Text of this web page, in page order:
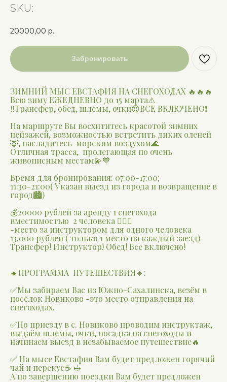
SKU:
20000,00 р.
Забронировать
ЗИМНИЙ МЫС ЕВСТАФИЯ НА СНЕГОХОДАХ 🔥🔥🔥
Всю зиму ЕЖЕДНЕВНО до 15 марта⚠️
‼️Трансфер, обед, шлемы, очки😍ВСЕ ВКЛЮЧЕНО❗️
На маршруте Вы восхититесь красотой зимних
пейзажей, возможностью встретить диких оленей
🦌, насладитесь морским воздухом🌊
Отличная трасса, пролегающая по очень
живописным местам💫💙
Время для бронирования: 07:00-17:00;
11:30-21:00( Указан выезд из города и возвращение в
город🏙)
💰20000 рублей за аренду 1 снегохода
вместимостью 2 человека 👍🏻🤩
-место за инструктором для одного человека
13.000 рублей ( только 1 место на каждый заезд)
Трансфер! Инструктор! Обед! Все включено!
🔹ПРОГРАММА ПУТЕШЕСТВИЯ🔹:
✅Мы забираем Вас из Южно-Сахалинска, везём в
посёлок Новиково -это место отправления на
снегоходах.
✅По приезду в с. Новиково проводим инструктаж,
выдаём шлемы, очки, посадка на снегоходы и
начинаем выезд в незабываемое путешествие🔥
✅ На мысе Евстафия Вам будет предложен горячий
чай и перекус☕️ 🥪
А по завершению поездки Вам будет предложен